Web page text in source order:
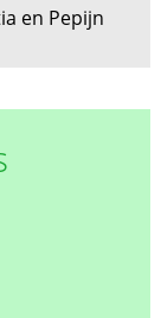
en Pepijn